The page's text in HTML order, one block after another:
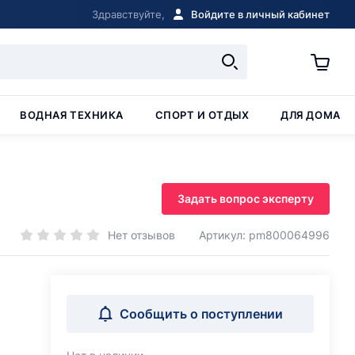
Здравствуйте, Войдите в личный кабинет
ВОДНАЯ ТЕХНИКА СПОРТ И ОТДЫХ ДЛЯ ДОМА
Задать вопрос эксперту
Нет отзывов Артикул: pm800064996
Сообщить о поступлении